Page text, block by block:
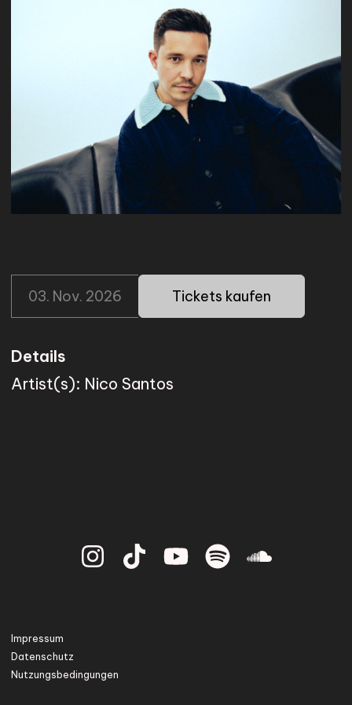
MERCH
BIO
KONTAKT
03. Nov. 2026 Tickets kaufen
Details
Artist(s): Nico Santos
Impressum
Datenschutz
Nutzungsbedingungen